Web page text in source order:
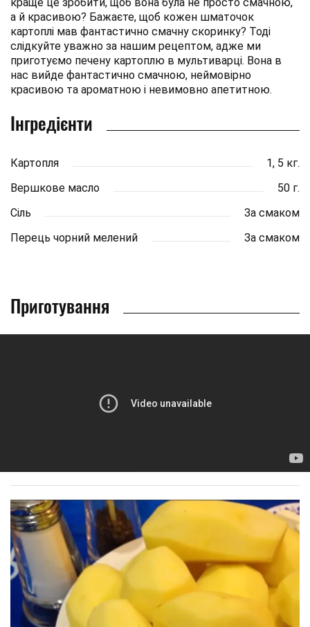
а й красивою? Бажаєте, щоб кожен шматочок
картоплі мав фантастично смачну скоринку? Тоді
слідкуйте уважно за нашим рецептом, адже ми
приготуємо печену картоплю в мультиварці. Вона в
нас вийде фантастично смачною, неймовірно
красивою та ароматною і невимовно апетитною.
Інгредієнти
Картопля
1, 5 кг.
Вершкове масло
50 г.
Сіль
За смаком
Перець чорний мелений
За смаком
Приготування